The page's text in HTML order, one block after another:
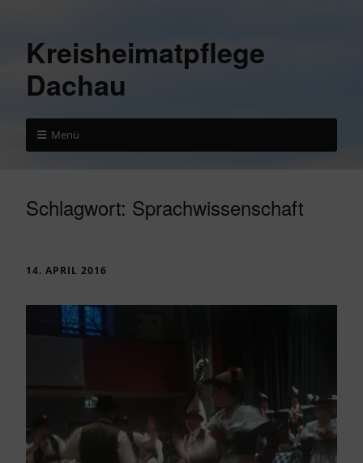
Kreisheimatpflege
Dachau
Menü
Schlagwort: Sprachwissenschaft
14. APRIL 2016